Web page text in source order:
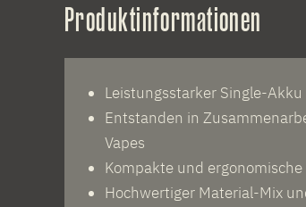
Produktinformationen
Leistungsstarker Single-
Entstanden in
Vapes
Kompakte und
Hochwertiger Material-Mix